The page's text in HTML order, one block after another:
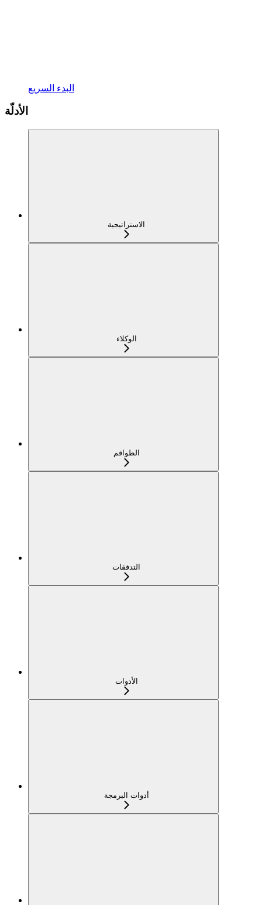
البدء السريع
الأدلّة
الاستراتيجية
الوكلاء
الطواقم
التدفقات
الأدوات
أدوات البرمجة